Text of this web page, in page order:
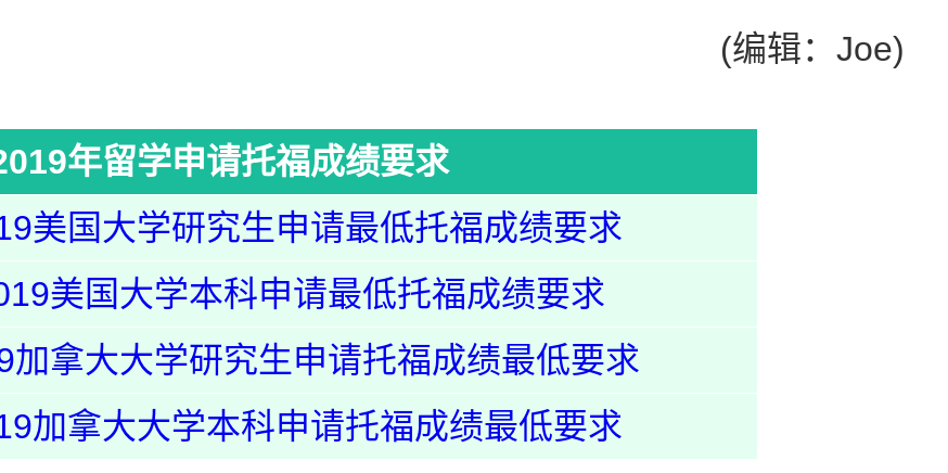
(编辑：Joe)
年留学申请托福成绩要求
美国大学研究生申请最低托福成绩要求
美国大学本科申请最低托福成绩要求
加拿大大学研究生申请托福成绩最低要求
加拿大大学本科申请托福成绩最低要求